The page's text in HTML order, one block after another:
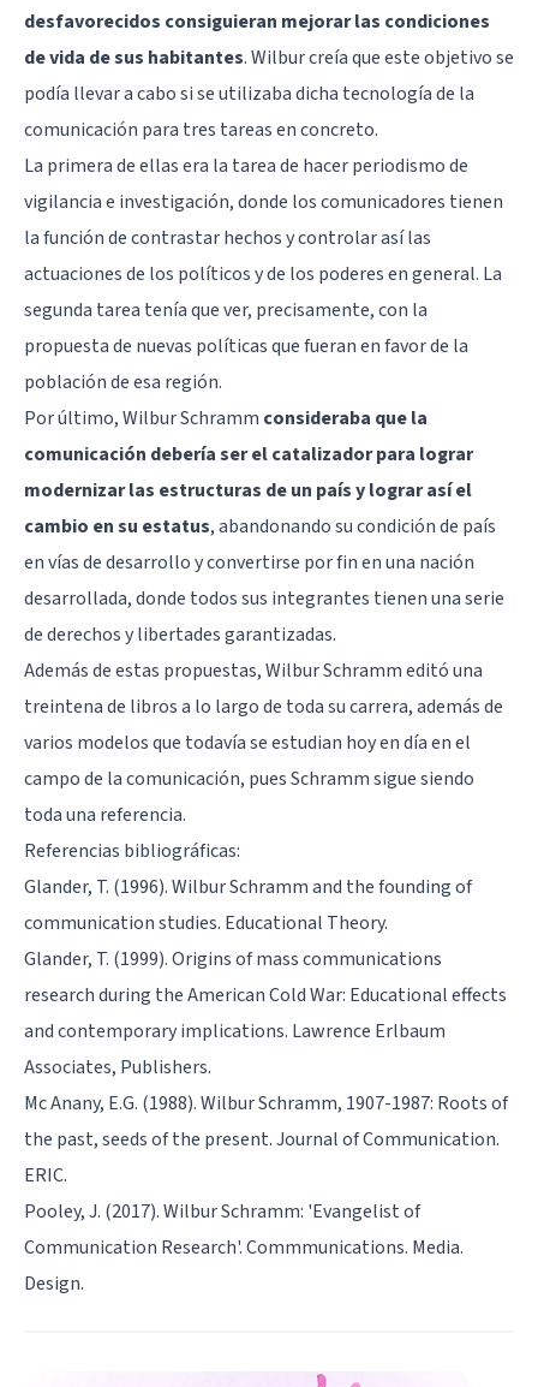
desfavorecidos consiguieran mejorar las condiciones
de vida de sus habitantes. Wilbur creía que este objetivo se
podía llevar a cabo si se utilizaba dicha tecnología de la
comunicación para tres tareas en concreto.
La primera de ellas era la tarea de hacer periodismo de
vigilancia e investigación, donde los comunicadores tienen
la función de contrastar hechos y controlar así las
actuaciones de los políticos y de los poderes en general. La
segunda tarea tenía que ver, precisamente, con la
propuesta de nuevas políticas que fueran en favor de la
población de esa región.
Por último, Wilbur Schramm consideraba que la
comunicación debería ser el catalizador para lograr
modernizar las estructuras de un país y lograr así el
cambio en su estatus, abandonando su condición de país
en vías de desarrollo y convertirse por fin en una nación
desarrollada, donde todos sus integrantes tienen una serie
de derechos y libertades garantizadas.
Además de estas propuestas, Wilbur Schramm editó una
treintena de libros a lo largo de toda su carrera, además de
varios modelos que todavía se estudian hoy en día en el
campo de la comunicación, pues Schramm sigue siendo
toda una referencia.
Referencias bibliográficas:
Glander, T. (1996). Wilbur Schramm and the founding of
communication studies. Educational Theory.
Glander, T. (1999). Origins of mass communications
research during the American Cold War: Educational effects
and contemporary implications. Lawrence Erlbaum
Associates, Publishers.
Mc Anany, E.G. (1988). Wilbur Schramm, 1907-1987: Roots of
the past, seeds of the present. Journal of Communication.
ERIC.
Pooley, J. (2017). Wilbur Schramm: 'Evangelist of
Communication Research'. Commmunications. Media.
Design.